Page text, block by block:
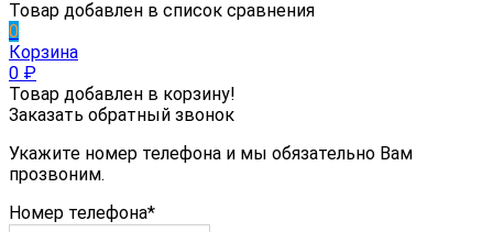
Товар добавлен в список сравнения
0
Корзина
0 ₽
Товар добавлен в корзину!
Заказать обратный звонок
Укажите номер телефона и мы обязательно Вам
прозвоним.
Номер телефона*